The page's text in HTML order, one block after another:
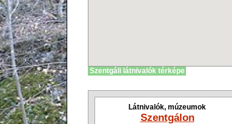
Szentgáli látnivalók térképe
Látnivalók, múzeumok
Szentgálon